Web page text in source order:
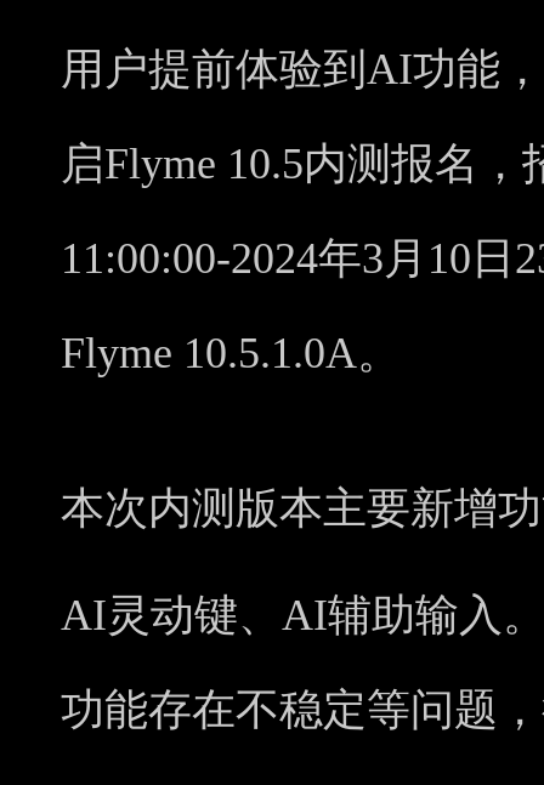
用户提前体验到AI功能
启Flyme 10.5内测报名
11:00:00-2024年3月10
Flyme 10.5.1.0A。
本次内测版本主要新增
AI灵动键、AI辅助输入
功能存在不稳定等问题